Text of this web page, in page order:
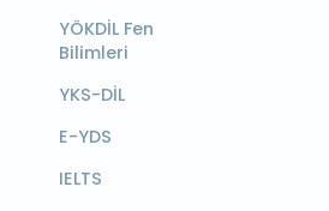
YÖKDİL Fen
Bilimleri
YKS-DİL
E-YDS
IELTS